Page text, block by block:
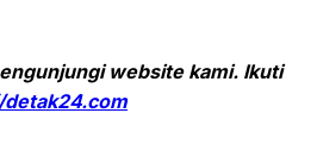
website kami. Ikuti